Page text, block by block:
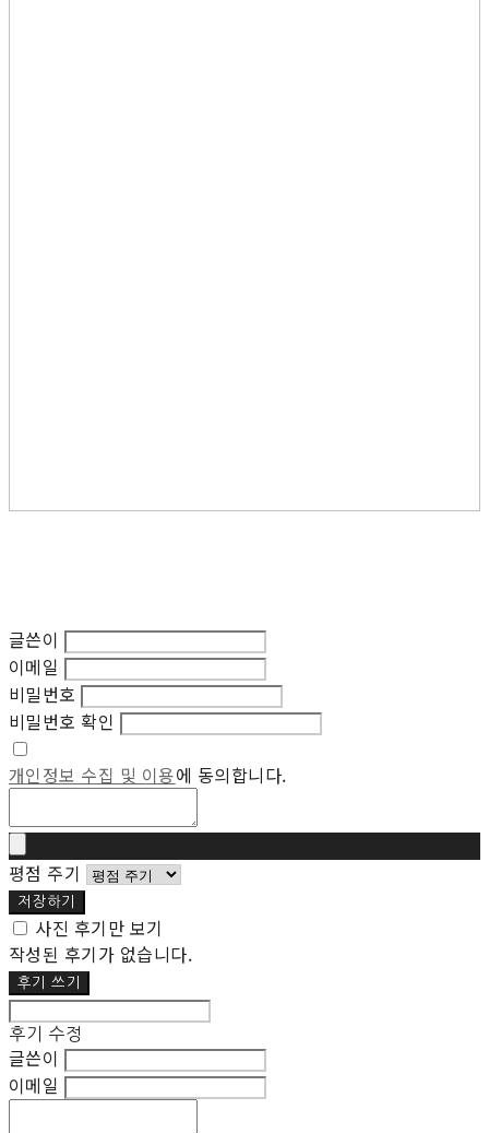
글쓴이
이메일
비밀번호
비밀번호 확인
개인정보 수집 및 이용에 동의합니다.
평점 주기
저장하기
사진 후기만 보기
작성된 후기가 없습니다.
후기 쓰기
후기 수정
글쓴이
이메일